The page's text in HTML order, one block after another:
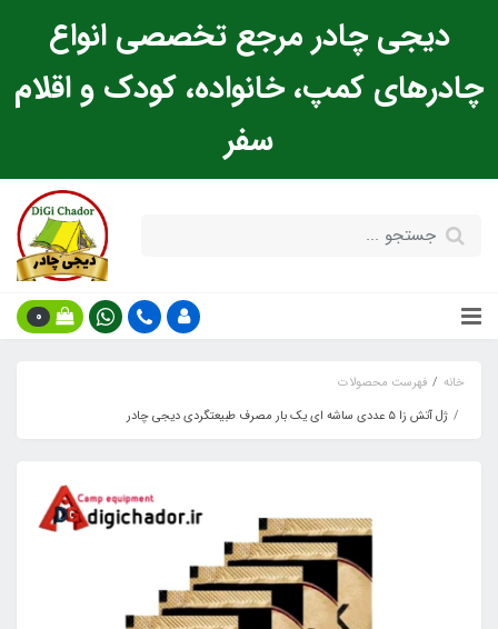
دیجی چادر مرجع تخصصی انواع
چادرهای کمپ، خانواده، کودک و اقلام
سفر
0
خانه
فهرست محصولات
ژل آتش زا ۵ عددی ساشه ای یک بار مصرف طبیعتگردی دیجی چادر